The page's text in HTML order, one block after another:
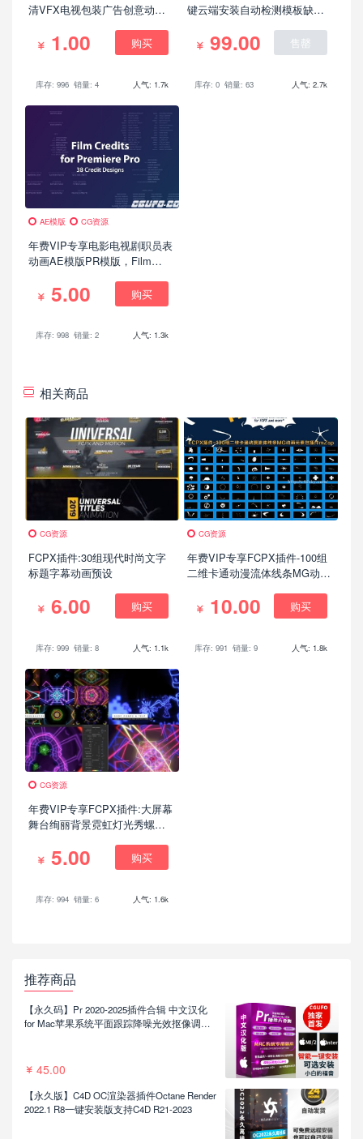
清VFX电视包装广告创意动画
片
1.00 购买
库存: 996 销量: 4 人气: 1.7k
键云端安装自动检测模板缺失
99.00 售罄
库存: 0 销量: 63 人气: 2.7k
AE模版 CG资源
年费VIP专享电影电视剧职员表
动画AE模版PR模版，Film
5.00 购买
库存: 998 销量: 2 人气: 1.3k
相关商品
CG资源
FCPX插件:30组现代时尚文字
标题字幕动画预设
6.00 购买
库存: 999 销量: 8 人气: 1.1k
CG资源
年费VIP专享FCPX插件-100组
二维卡通动漫流体线条MG动画
必备插件10.00 购买
库存: 991 销量: 9 人气: 1.8k
CG资源
年费VIP专享FCPX插件:大屏幕
舞台绚丽背景霓虹灯光秀螺旋
程
5.00 购买
库存: 994 销量: 6 人气: 1.6k
推荐商品
【永久码】Pr 2020-2025插件合辑 中文汉化
for Mac苹果系统平面跟踪降噪光效抠像调色
45.00
【永久版】C4D OC渲染器插件Octane Render
2022.1 R8一键安装版支持C4D R21-2023